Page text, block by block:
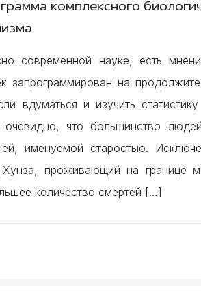
комплексного
современной науке, есть
запрограммирован на
вдуматься и изучить
очевидно, что большинство
именуемой старостью.
проживающий на границе
количество смертей […]